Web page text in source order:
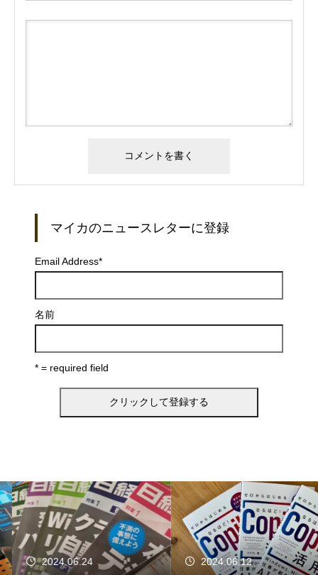
マイカのニュースレターに登録
Email Address*
名前
* = required field
2024.06.24 2024.06.12